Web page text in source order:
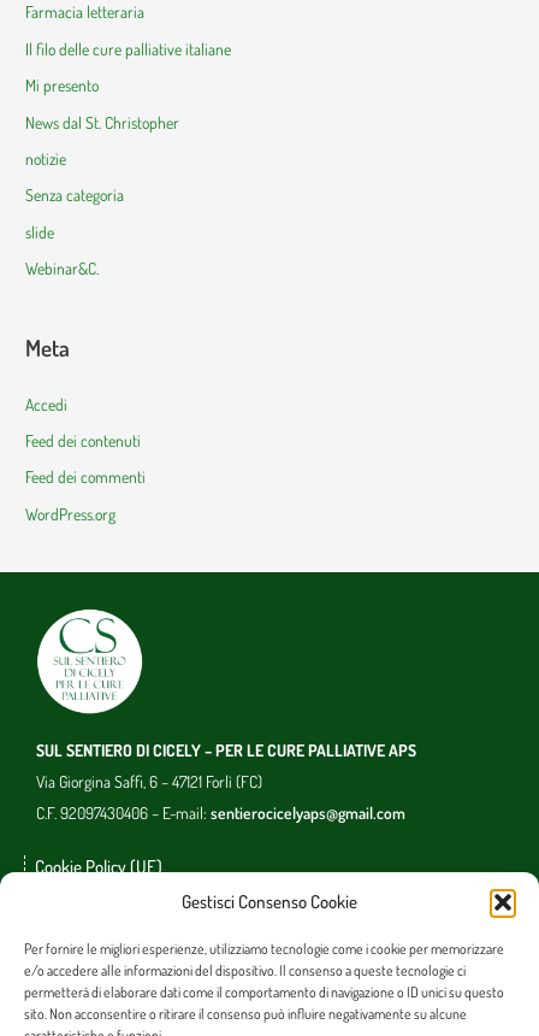
Gestisci Consenso Cookie
Per fornire le migliori esperienze, utilizziamo tecnologie come i cookie per memorizzare
e/o accedere alle informazioni del dispositivo. Il consenso a queste tecnologie ci
permetterà di elaborare dati come il comportamento di navigazione o ID unici su questo
sito. Non acconsentire o ritirare il consenso può influire negativamente su alcune
Farmacia letteraria
Il filo delle cure palliative italiane
Mi presento
News dal St. Christopher
notizie
Senza categoria
slide
Webinar&C.
Meta
Accedi
Feed dei contenuti
Feed dei commenti
WordPress.org
SUL SENTIERO DI CICELY – PER LE CURE PALLIATIVE APS
Via Giorgina Saffi, 6 – 47121 Forlì (FC)
C.F. 92097430406 – E-mail: sentierocicelyaps@gmail.com
Cookie Policy (UE)